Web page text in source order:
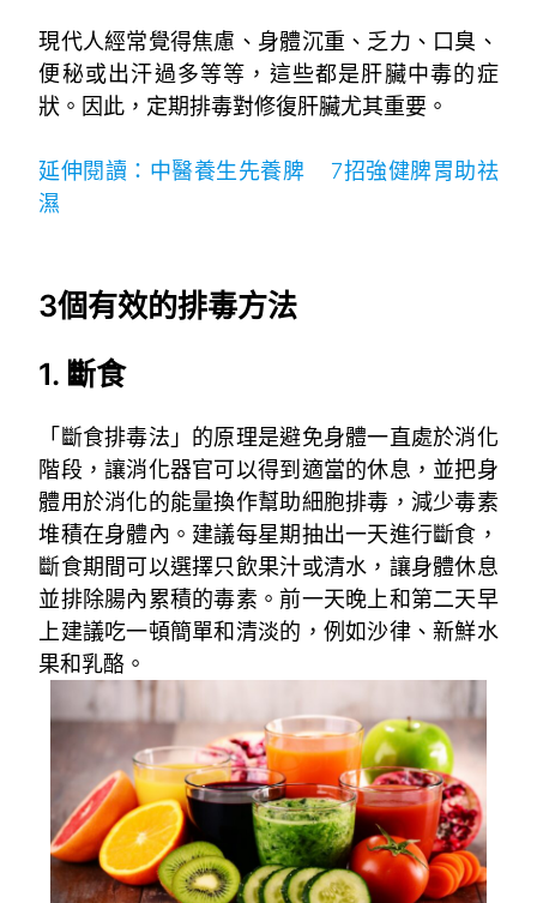
現代人經常覺得焦慮、身體沉重、乏力、口臭、
便秘或出汗過多等等，這些都是肝臟中毒的症
狀。因此，定期排毒對修復肝臟尤其重要。
延伸閱讀：中醫養生先養脾 7招強健脾胃助祛
濕
3個有效的排毒方法
1. 斷食
「斷食排毒法」的原理是避免身體一直處於消化
階段，讓消化器官可以得到適當的休息，並把身
體用於消化的能量換作幫助細胞排毒，減少毒素
堆積在身體內。建議每星期抽出一天進行斷食，
斷食期間可以選擇只飲果汁或清水，讓身體休息
並排除腸內累積的毒素。前一天晚上和第二天早
上建議吃一頓簡單和清淡的，例如沙律、新鮮水
果和乳酪。